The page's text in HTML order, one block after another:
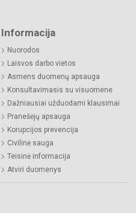
Informacija
Nuorodos
Laisvos darbo vietos
Asmens duomenų apsauga
Konsultavimasis su visuomene
Dažniausiai užduodami klausimai
Pranešėjų apsauga
Korupcijos prevencija
Civilinė sauga
Teisinė informacija
Atviri duomenys